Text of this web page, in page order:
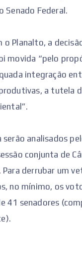
Senado Federal.
o Planalto, a
movida “pelo
integração
a tutela
serão analisados
conjunta de
Para derrubar um
no mínimo, os
41 senadores